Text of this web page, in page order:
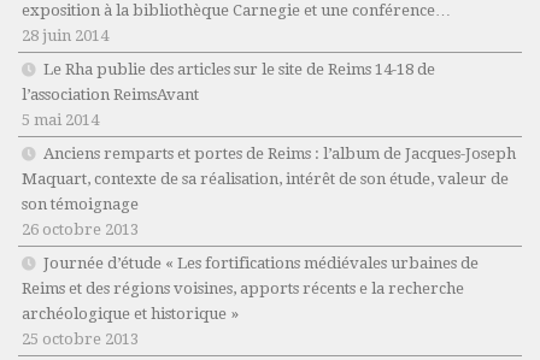
exposition à la bibliothèque Carnegie et une conférence…
28 juin 2014
Le Rha publie des articles sur le site de Reims 14-18 de
l’association ReimsAvant
5 mai 2014
Anciens remparts et portes de Reims : l’album de Jacques-Joseph
Maquart, contexte de sa réalisation, intérêt de son étude, valeur de
son témoignage
26 octobre 2013
Journée d’étude « Les fortifications médiévales urbaines de
Reims et des régions voisines, apports récents e la recherche
archéologique et historique »
25 octobre 2013